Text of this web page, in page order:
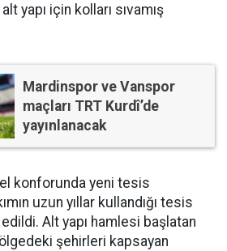
yapı için kolları sıvamış
Mardinspor ve Vanspor
maçları TRT Kurdî’de
yayınlanacak
konforunda yeni tesis
uzun yıllar kullandığı tesis
Alt yapı hamlesi başlatan
şehirleri kapsayan